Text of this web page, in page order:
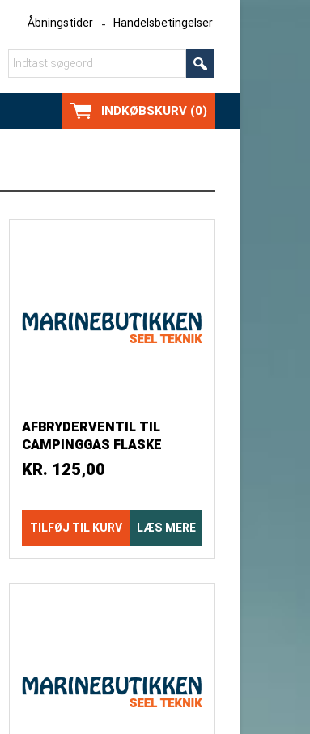
Åbningstider Handelsbetingelser
INDKØBSKURV (0)
AFBRYDERVENTIL TIL
CAMPINGGAS FLASKE
M16X1,5-KLF, TYSK REG.
KR. 125,00
TILFØJ TIL KURV LÆS MERE